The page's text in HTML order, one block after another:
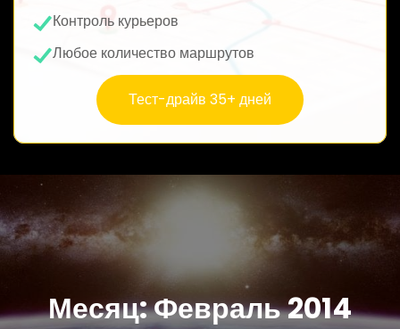
Контроль курьеров
Любое количество маршрутов
Тест-драйв 35+ дней
Месяц:Февраль 2014